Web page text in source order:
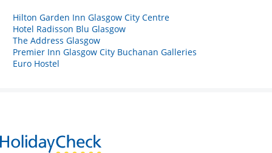
Hilton Garden Inn Glasgow City Centre
Hotel Radisson Blu Glasgow
The Address Glasgow
Premier Inn Glasgow City Buchanan Galleries
Euro Hostel